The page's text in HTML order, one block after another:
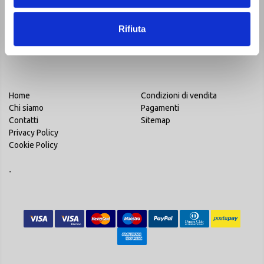
Rifiuta
VAI
Regolamento UE 2016/679 (GDPR)
Home
Chi siamo
Contatti
Privacy Policy
Cookie Policy
Condizioni di vendita
Pagamenti
Sitemap
-